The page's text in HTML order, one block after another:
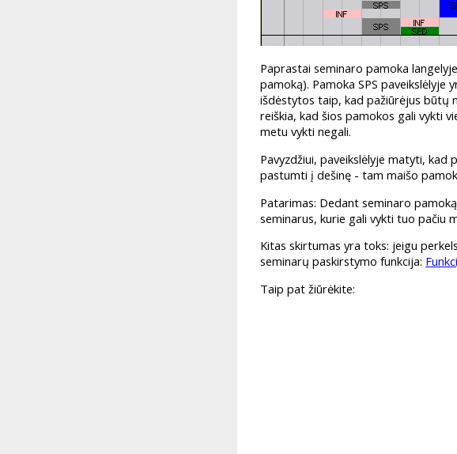
Paprastai seminaro pamoka
pamoką). Pamoka SPS
išdėstytos taip, kad pažiūrėjus būtų
reiškia, kad šios pamokos gali vykti
metu vykti negali.
Pavyzdžiui, paveikslėlyje matyti, kad
pastumti į dešinę - tam maišo
Patarimas: Dedant seminaro
seminarus, kurie gali vykti tuo pačiu
Kitas skirtumas yra toks: jeigu
seminarų paskirstymo funkcija:
Taip pat žiūrėkite: